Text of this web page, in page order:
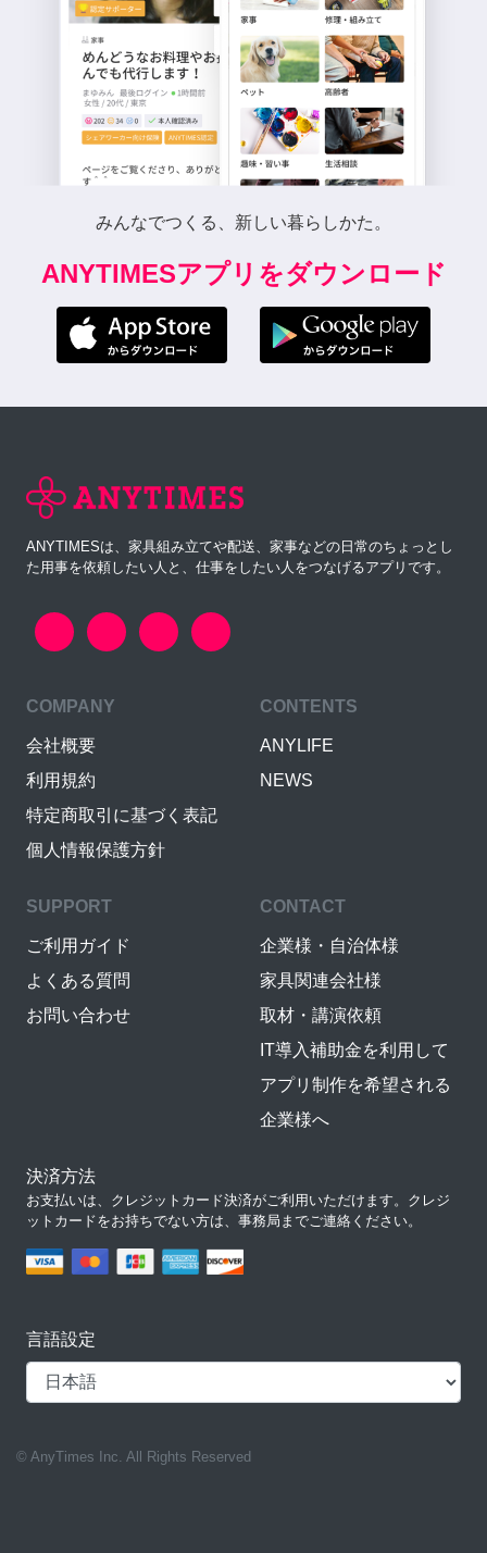
みんなでつくる、新しい暮らしかた。
ANYTIMESアプリをダウンロード
ANYTIMESは、家具組み立てや配送、家事などの日常のちょっとし
た用事を依頼したい人と、仕事をしたい人をつなげるアプリです。
COMPANY
会社概要
利用規約
特定商取引に基づく表記
個人情報保護方針
CONTENTS
ANYLIFE
NEWS
SUPPORT
ご利用ガイド
よくある質問
お問い合わせ
CONTACT
企業様・自治体様
家具関連会社様
取材・講演依頼
IT導入補助金を利用して
アプリ制作を希望される
企業様へ
決済方法
お支払いは、クレジットカード決済がご利用いただけます。クレジ
ットカードをお持ちでない方は、事務局までご連絡ください。
言語設定
© AnyTimes Inc. All Rights Reserved